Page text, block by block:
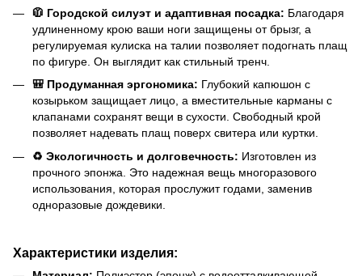
🧥 Городской силуэт и адаптивная посадка: Благодаря
удлиненному крою ваши ноги защищены от брызг, а
регулируемая кулиска на талии позволяет подогнать плащ
по фигуре. Он выглядит как стильный тренч.
🎒 Продуманная эргономика: Глубокий капюшон с
козырьком защищает лицо, а вместительные карманы с
клапанами сохранят вещи в сухости. Свободный крой
позволяет надевать плащ поверх свитера или куртки.
♻️ Экологичность и долговечность: Изготовлен из
прочного эпонжа. Это надежная вещь многоразового
использования, которая прослужит годами, заменив
одноразовые дождевики.
Характеристики изделия: